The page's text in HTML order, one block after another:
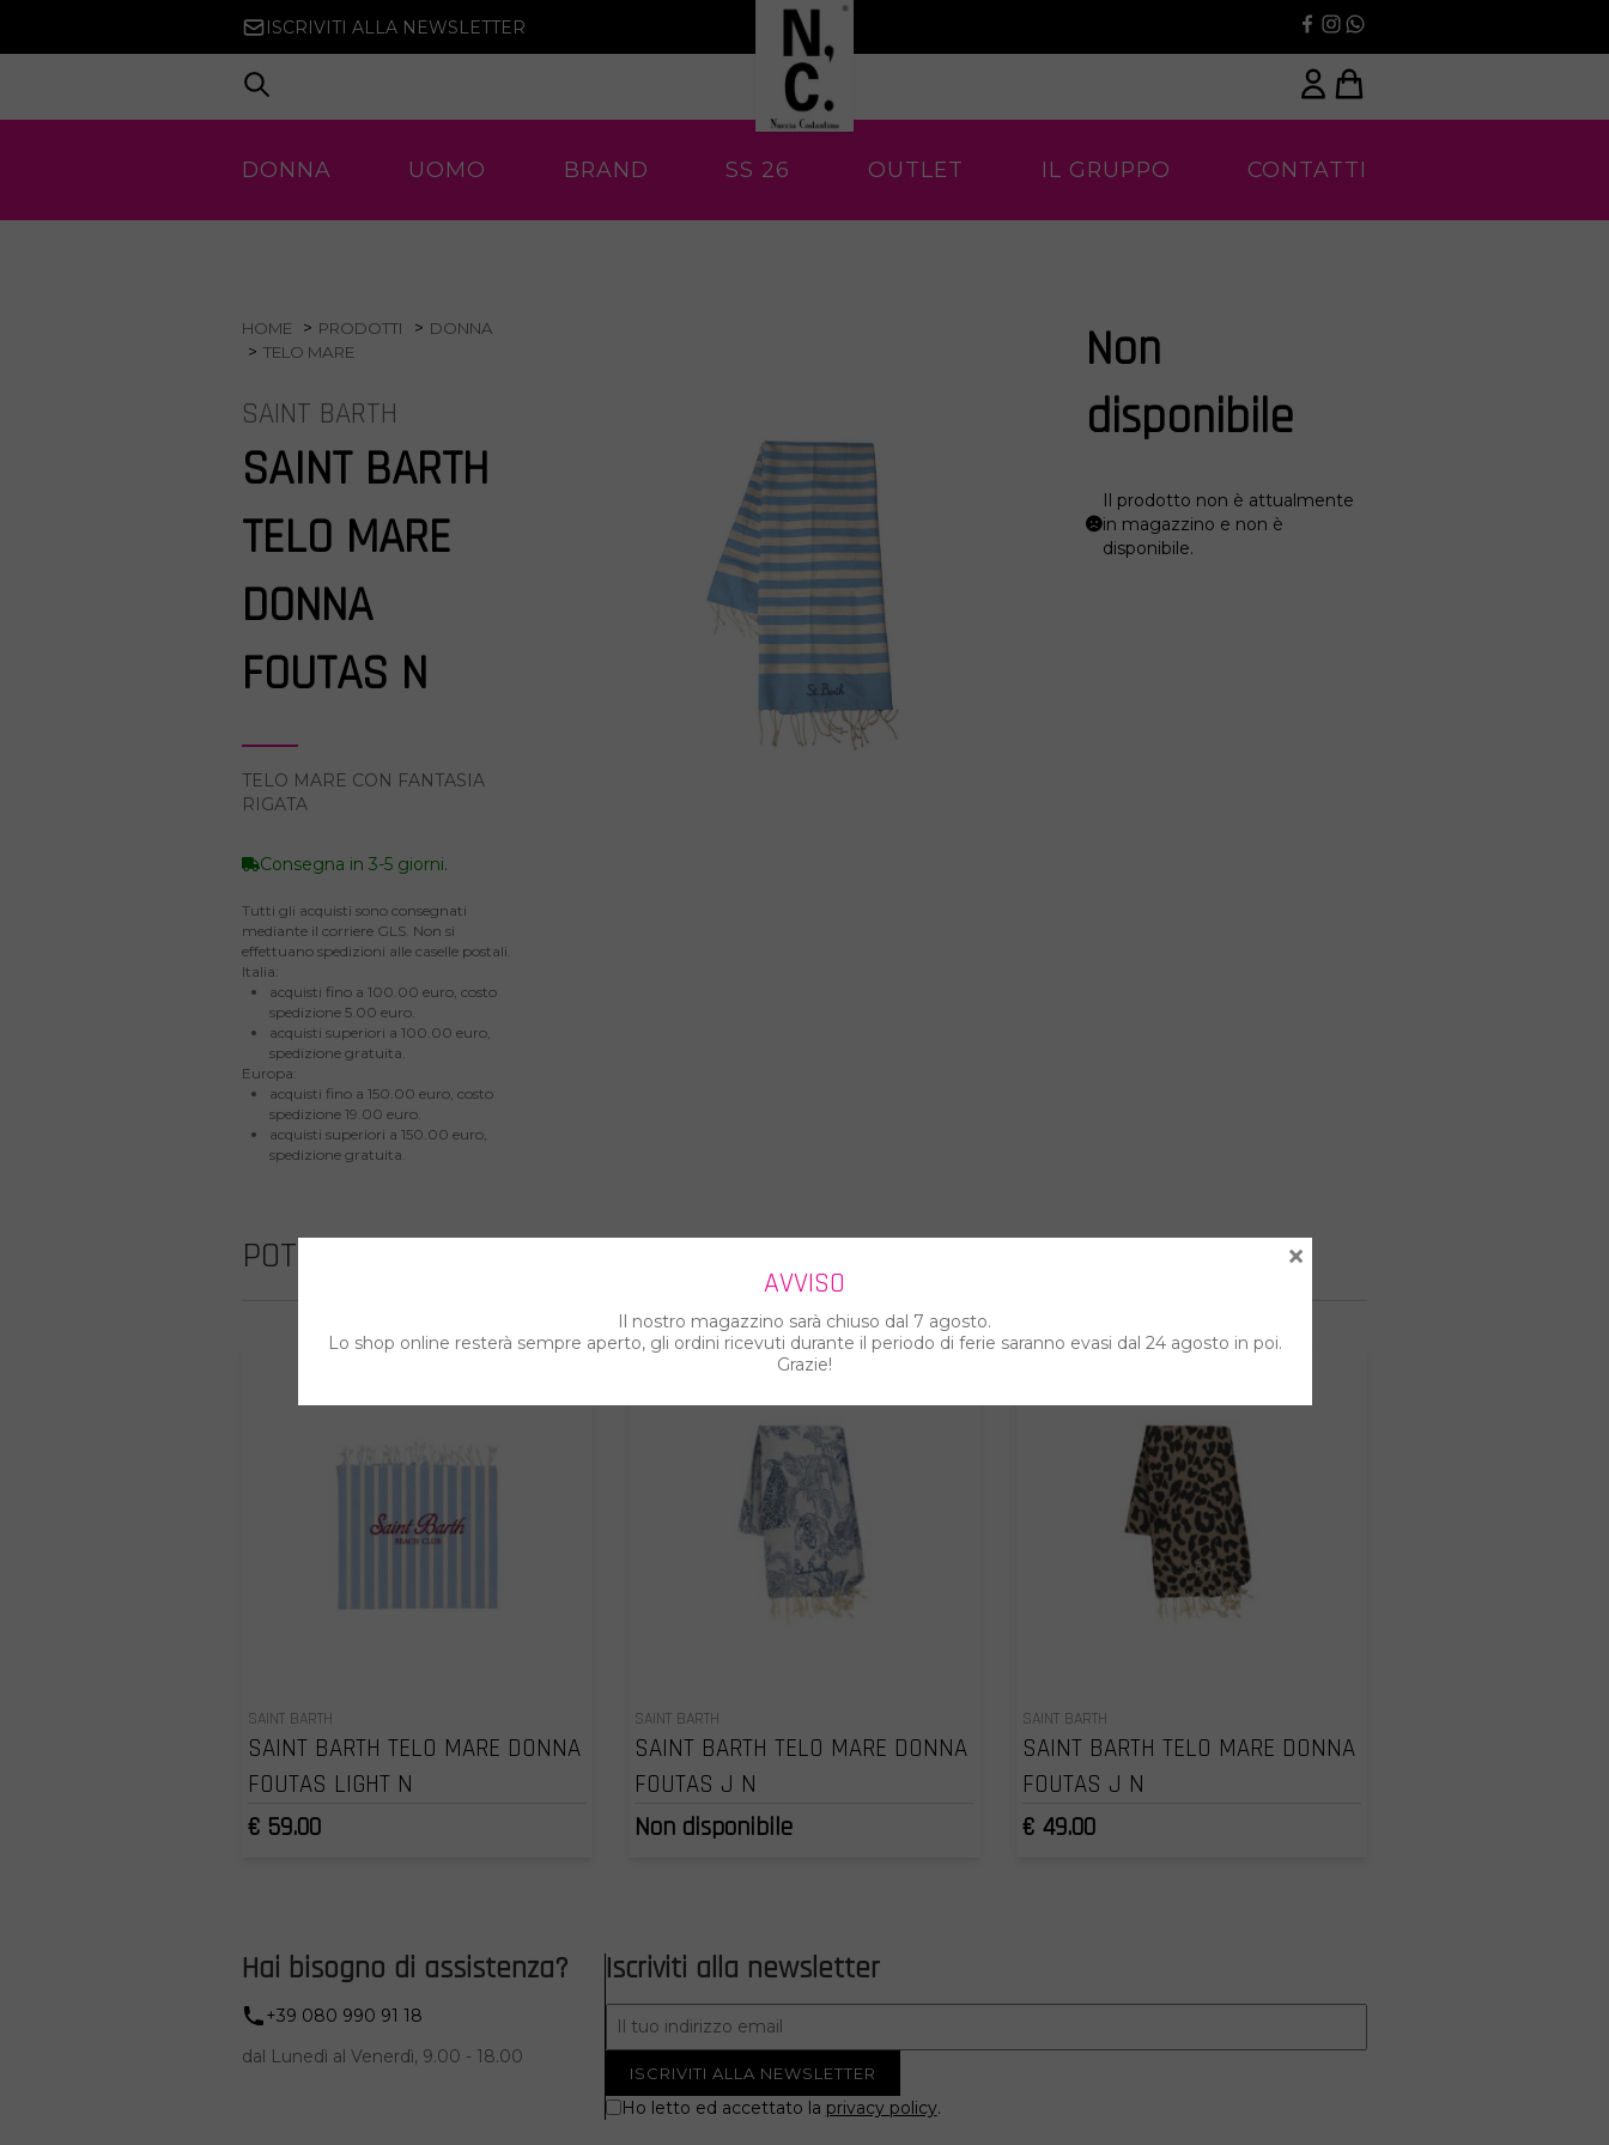
ISCRIVITI ALLA NEWSLETTER
DONNA UOMO BRAND SS 26 OUTLET IL GRUPPO CONTATTI
HOME PRODOTTI
DONNA
TELO MARE
SAINT BARTH
SAINT BARTH
TELO MARE
DONNA
FOUTAS N
TELO MARE CON FANTASIA
RIGATA
Consegna in 3-5 giorni.
Tutti gli acquisti sono consegnati
mediante il corriere GLS. Non si
effettuano spedizioni alle caselle postali.
Italia:
acquisti fino a 100.00 euro, costo
spedizione 5.00 euro.
acquisti superiori a 100.00 euro,
spedizione gratuita.
Europa:
acquisti fino a 150.00 euro, costo
spedizione 19.00 euro.
acquisti superiori a 150.00 euro,
spedizione gratuita.
Non
disponibile
Il prodotto non è attualmente
in magazzino e non è
disponibile.
POTREBBE INTERESSARTI ANCHE...
SAINT BARTH
SAINT BARTH TELO MARE DONNA
FOUTAS LIGHT N
€ 59.00
SAINT BARTH
SAINT BARTH TELO MARE DONNA
FOUTAS J N
Non disponibile
SAINT BARTH
SAINT BARTH TELO MARE DONNA
FOUTAS J N
€ 49.00
Hai bisogno di assistenza?
+39 080 990 91 18
dal Lunedì al Venerdì, 9.00 - 18.00
Iscriviti alla newsletter
Ho letto ed accettato la privacy policy.
AVVISO
Il nostro magazzino sarà chiuso dal 7 agosto.
Lo shop online resterà sempre aperto, gli ordini ricevuti durante il periodo di ferie saranno evasi dal 24 agosto in poi.
Grazie!
×